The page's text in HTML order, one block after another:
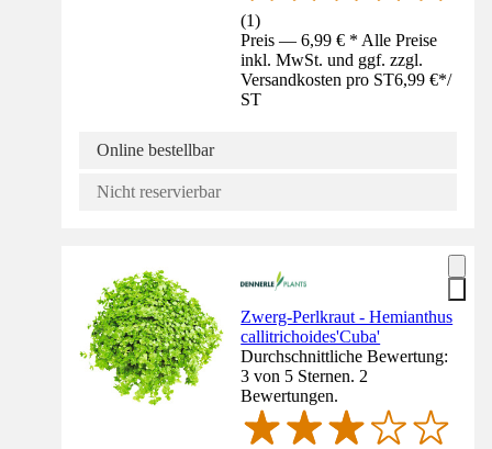
(1)
Preis — 6,99 € * Alle Preise
inkl. MwSt. und ggf. zzgl.
Versandkosten pro ST6,99 €*/
ST
Online bestellbar
Nicht reservierbar
Zwerg-Perlkraut - Hemianthus
callitrichoides'Cuba'
Durchschnittliche Bewertung:
3 von 5 Sternen. 2
Bewertungen.